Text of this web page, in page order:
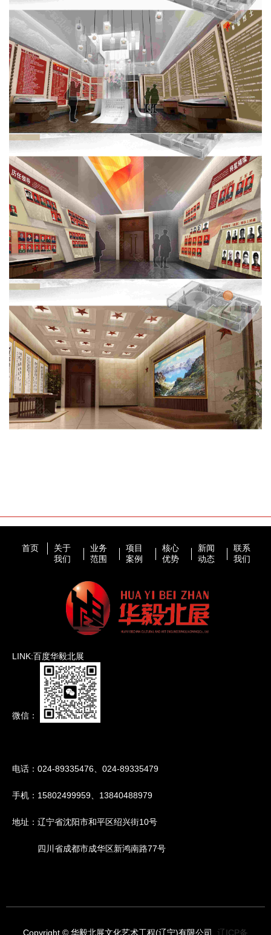
首页
关于
我们
业务
范围
项目
案例
核心
优势
新闻
动态
联系
我们
LINK:百度华毅北展
微信：
电话：024-89335476、024-89335479
手机：15802499959、13840488979
地址：辽宁省沈阳市和平区绍兴街10号
四川省成都市成华区新鸿南路77号
Copyright © 华毅北展文化艺术工程(辽宁)有限公司 辽ICP备